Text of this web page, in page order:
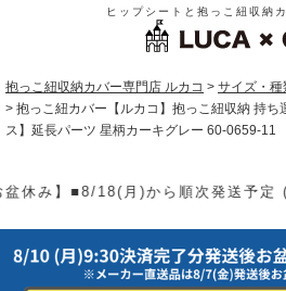
ヒップシートと抱っこ紐収納
抱っこ紐収納カバー専門店 ルカコ サイズ・種
抱っこ紐カバー【ルカコ】抱っこ紐収納 持ち
ス】延長パーツ 星柄カーキグレー 60-0659-11
除く)▶【送料】ゆうパケット